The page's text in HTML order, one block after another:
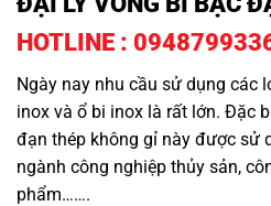
HOTLINE :
Ngày nay nhu cầu sử dụng các
inox và ổ bi inox là rất lớn. Đặc
đạn thép không gỉ này được sử
ngành công nghiệp thủy sản,
phẩm…….